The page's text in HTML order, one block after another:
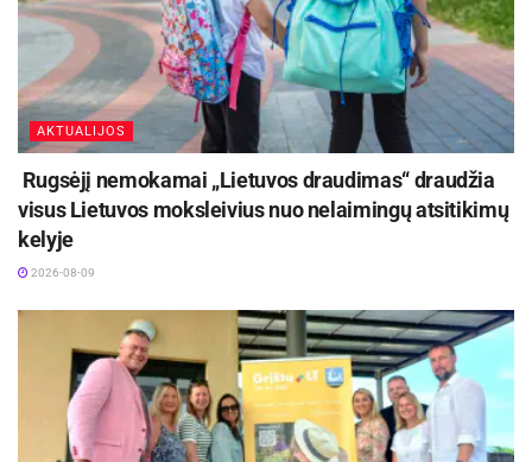
AKTUALIJOS
Rugsėjį nemokamai „Lietuvos draudimas“ draudžia
visus Lietuvos moksleivius nuo nelaimingų atsitikimų
kelyje
2026-08-09